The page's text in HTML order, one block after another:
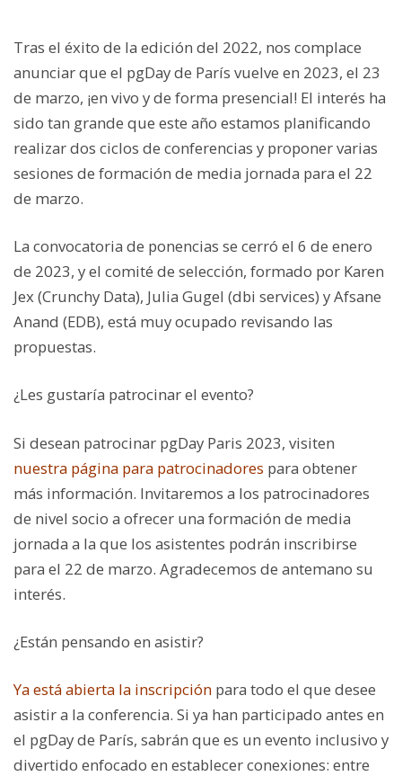
Tras el éxito de la edición del 2022, nos complace
anunciar que el pgDay de París vuelve en 2023, el 23
de marzo, ¡en vivo y de forma presencial! El interés ha
sido tan grande que este año estamos planificando
realizar dos ciclos de conferencias y proponer varias
sesiones de formación de media jornada para el 22
de marzo.
La convocatoria de ponencias se cerró el 6 de enero
de 2023, y el comité de selección, formado por Karen
Jex (Crunchy Data), Julia Gugel (dbi services) y Afsane
Anand (EDB), está muy ocupado revisando las
propuestas.
¿Les gustaría patrocinar el evento?
Si desean patrocinar pgDay Paris 2023, visiten
nuestra página para patrocinadores para obtener
más información. Invitaremos a los patrocinadores
de nivel socio a ofrecer una formación de media
jornada a la que los asistentes podrán inscribirse
para el 22 de marzo. Agradecemos de antemano su
interés.
¿Están pensando en asistir?
Ya está abierta la inscripción para todo el que desee
asistir a la conferencia. Si ya han participado antes en
el pgDay de París, sabrán que es un evento inclusivo y
divertido enfocado en establecer conexiones: entre